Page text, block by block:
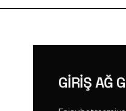
GIRIŞ AĞ